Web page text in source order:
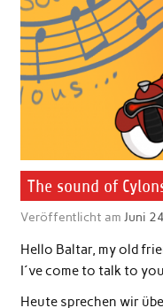
The sound of
Veröffentlicht am Juni
Hello Baltar, my old
I´ve come to talk to
Heute sprechen wir